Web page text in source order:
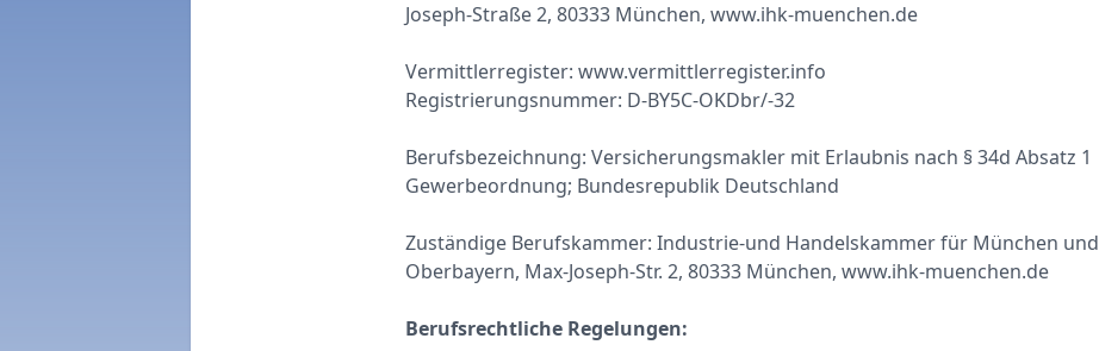
Joseph-Straße 2, 80333 München, www.ihk-muenchen.de
Vermittlerregister: www.vermittlerregister.info
Registrierungsnummer: D-BY5C-OKDbr/-32
Berufsbezeichnung: Versicherungsmakler mit Erlaubnis nach § 34d Absatz 1
Gewerbeordnung; Bundesrepublik Deutschland
Zuständige Berufskammer: Industrie-und Handelskammer für München und
Oberbayern, Max-Joseph-Str. 2, 80333 München, www.ihk-muenchen.de
Berufsrechtliche Regelungen: